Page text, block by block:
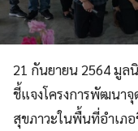
21 กันยายน 2564 มูล
ชี้แจงโครงการพัฒนา
สุขภาวะในพื้นที่อำเภอ